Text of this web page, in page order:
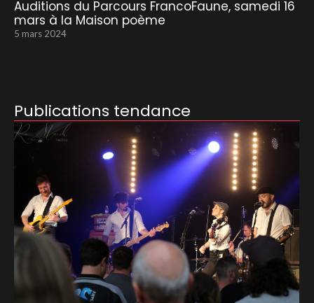
Auditions du Parcours FrancoFaune, samedi 16
mars à la Maison poème
5 mars 2024
Publications tendance